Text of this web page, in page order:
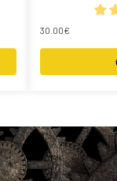
30.00€